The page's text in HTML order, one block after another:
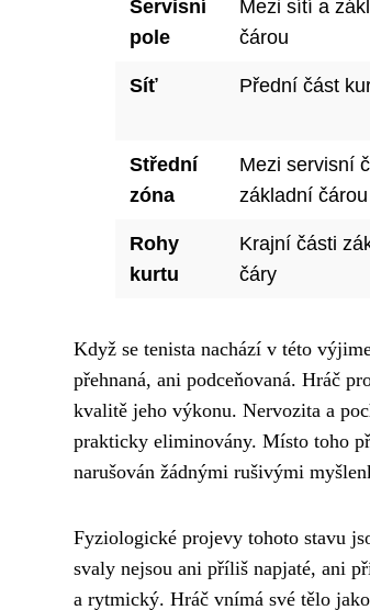
Servisní
pole
Mezi sítí a
čárou
Síť Přední část
Střední
zóna
Mezi servisní
základní čárou
Rohy
kurtu
Krajní části
čáry
Když se tenista nachází v této
přehnaná, ani podceňovaná. Hráč
kvalitě jeho výkonu. Nervozita a
prakticky eliminovány. Místo toho
narušován žádnými rušivými
Fyziologické projevy tohoto stavu
svaly nejsou ani příliš napjaté, ani
a rytmický. Hráč vnímá své tělo